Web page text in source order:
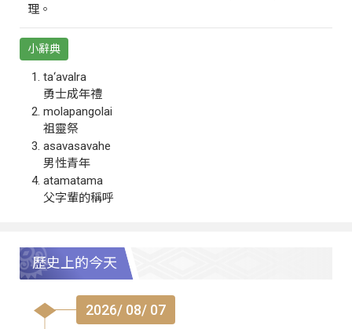
理。
小辭典
ta‘avalra
勇士成年禮
molapangolai
祖靈祭
asavasavahe
男性青年
atamatama
父字輩的稱呼
歷史上的今天
2026/ 08/ 07